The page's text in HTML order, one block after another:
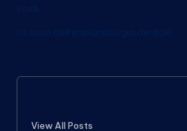
costi.
La casa dell’implantologia dentale
View All Posts